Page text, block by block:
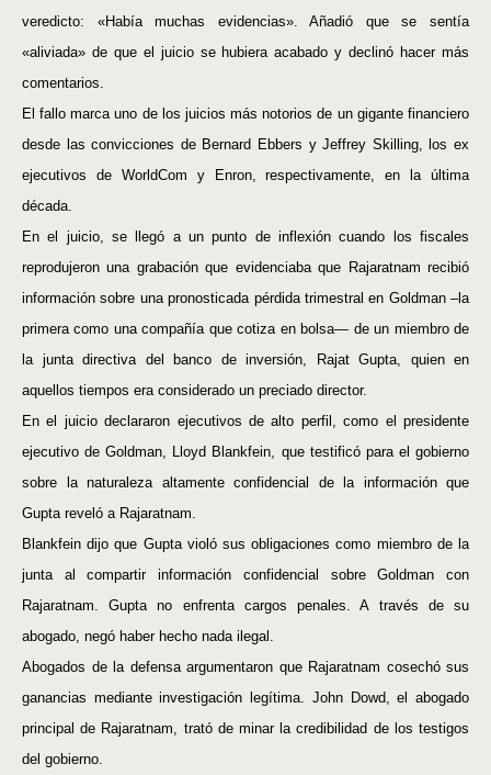
veredicto: «Había muchas evidencias». Añadió que se sentía
«aliviada» de que el juicio se hubiera acabado y declinó hacer más
comentarios.
El fallo marca uno de los juicios más notorios de un gigante financiero
desde las convicciones de Bernard Ebbers y Jeffrey Skilling, los ex
ejecutivos de WorldCom y Enron, respectivamente, en la última
década.
En el juicio, se llegó a un punto de inflexión cuando los fiscales
reprodujeron una grabación que evidenciaba que Rajaratnam recibió
información sobre una pronosticada pérdida trimestral en Goldman –la
primera como una compañía que cotiza en bolsa— de un miembro de
la junta directiva del banco de inversión, Rajat Gupta, quien en
aquellos tiempos era considerado un preciado director.
En el juicio declararon ejecutivos de alto perfil, como el presidente
ejecutivo de Goldman, Lloyd Blankfein, que testificó para el gobierno
sobre la naturaleza altamente confidencial de la información que
Gupta reveló a Rajaratnam.
Blankfein dijo que Gupta violó sus obligaciones como miembro de la
junta al compartir información confidencial sobre Goldman con
Rajaratnam. Gupta no enfrenta cargos penales. A través de su
abogado, negó haber hecho nada ilegal.
Abogados de la defensa argumentaron que Rajaratnam cosechó sus
ganancias mediante investigación legítima. John Dowd, el abogado
principal de Rajaratnam, trató de minar la credibilidad de los testigos
del gobierno.